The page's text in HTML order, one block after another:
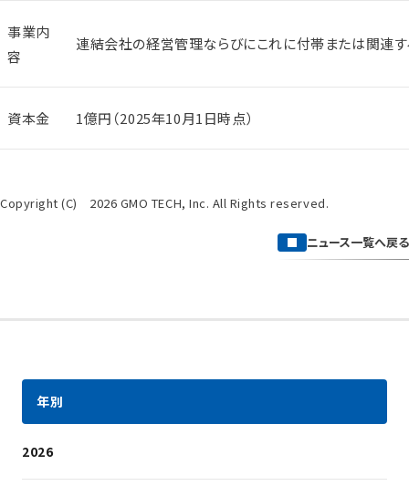
事業内
容
連結会社の経営管理ならびにこれに付帯または関連
資本金 1億円（2025年10月1日時点）
Copyright (C) 2026 GMO TECH, Inc. All Rights reserved.
ニュース一覧へ戻る
年別
2026